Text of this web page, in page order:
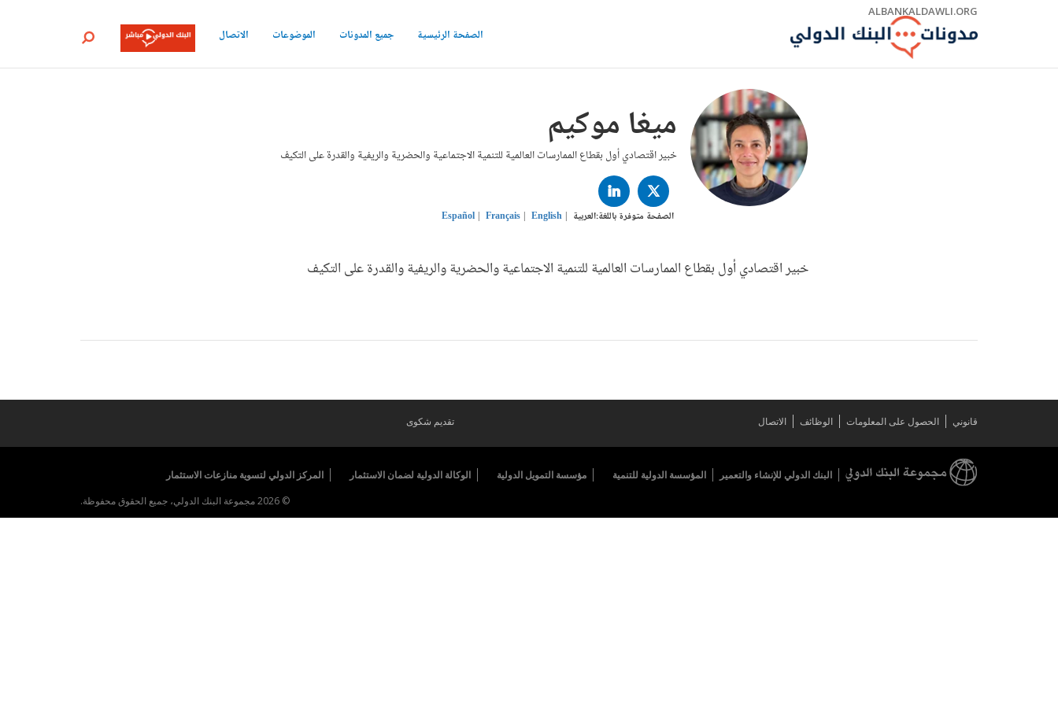
ALBANKALDAWLI.ORG
الصفحة الرئيسية جميع المدونات الموضوعات الاتصال بحث
ميغا موكيم
خبير اقتصادي أول بقطاع الممارسات العالمية للتنمية الاجتماعية والحضرية والريفية والقدرة على التكيف
TWITTER
LINKED
IN
الصفحة متوفرة باللغة:العربية English
Français
Español
خبير اقتصادي أول بقطاع الممارسات العالمية للتنمية الاجتماعية والحضرية والريفية والقدرة على التكيف
قانوني الحصول على المعلومات الوظائف الاتصال تقديم شكوى
البنك الدولي للإنشاء والتعمير المؤسسة الدولية للتنمية مؤسسة التمويل الدولية الوكالة الدولية لضمان الاستثمار
المركز الدولي لتسوية منازعات الاستثمار
© 2026 مجموعة البنك الدولي، جميع الحقوق محفوظة.